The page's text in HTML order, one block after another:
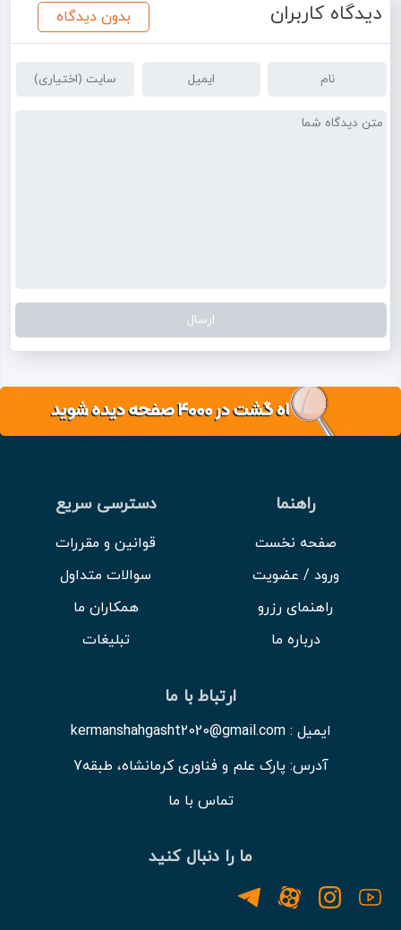
دیدگاه کاربران بدون دیدگاه
راهنما
صفحه نخست
ورود / عضویت
راهنمای رزرو
درباره ما
دسترسی سریع
قوانین و مقررات
سوالات متداول
همکاران ما
تبلیغات
ارتباط با ما
ایمیل : kermanshahgasht2020@gmail.com
آدرس: پارک علم و فناوری کرمانشاه، طبقه7
تماس با ما
ما را دنبال کنید